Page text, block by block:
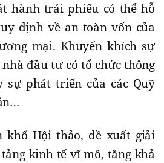
hành trái phiếu có thể hỗ
định về an toàn vốn của
mại. Khuyến khích sự
đầu tư có tổ chức thông
sự phát triển của các Quỹ
khổ Hội thảo, đề xuất giải
kinh tế vĩ mô, tăng khả